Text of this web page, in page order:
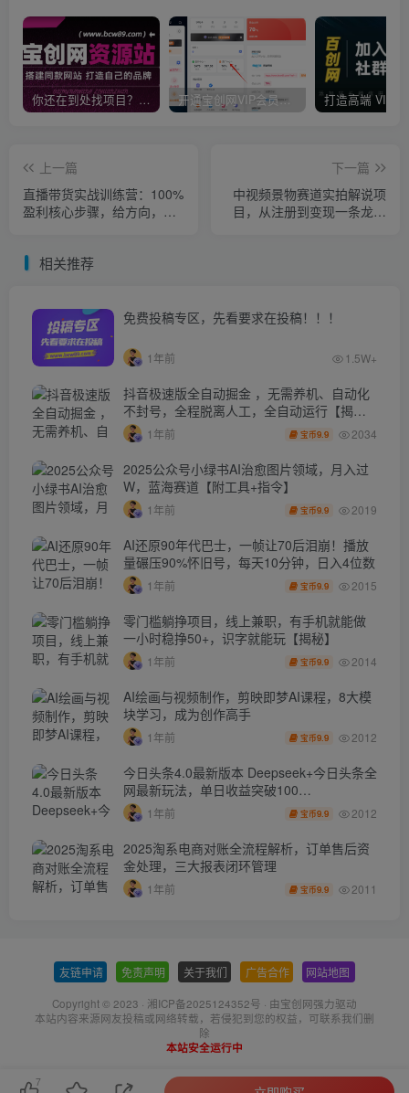
你还在到处找项目？还在当韭菜？我靠卖项目一个月收入5万+，曾经我也是个失败者。 开通宝创网VIP会员，尊享全站资源免费下载，享70%的推广提成！！【限时五折优惠】
上一篇
直播带货实战训练营：100%
盈利核心步骤，给方向，给
下一篇
中视频景物赛道实拍解说项
目，从注册到变现一条龙大
相关推荐
免费投稿专区，先看要求在投稿！！！
1年前 1.5W+
抖音极速版全自动掘金 ，无需养机、自动化
不封号，全程脱离人工，全自动运行【揭
秘】 1年前 宝币9.9 2034
2025公众号小绿书AI治愈图片领域，月入过
W，蓝海赛道【附工具+指令】
1年前 宝币9.9 2019
AI还原90年代巴士，一帧让70后泪崩！播放
量碾压90%怀旧号，每天10分钟，日入4位数
1年前 宝币9.9 2015
零门槛躺挣项目，线上兼职，有手机就能做
一小时稳挣50+，识字就能玩【揭秘】
1年前 宝币9.9 2014
AI绘画与视频制作，剪映即梦AI课程，8大模
块学习，成为创作高手
1年前 宝币9.9 2012
今日头条4.0最新版本 Deepseek+今日头条全
网最新玩法，单日收益突破100…
1年前 宝币9.9 2012
2025淘系电商对账全流程解析，订单售后资
金处理，三大报表闭环管理
1年前 宝币9.9 2011
友链申请 免责声明 关于我们 广告合作 网站地图
Copyright © 2023 · 湘ICP备2025124352号 · 由宝创网强力驱动
本站内容来源网友投稿或网络转载，若侵犯到您的权益，可联系我们删
除
本站安全运行中
7